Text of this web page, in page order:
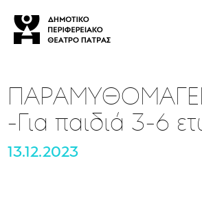
-Για παιδιά 3-6
13.12.2023